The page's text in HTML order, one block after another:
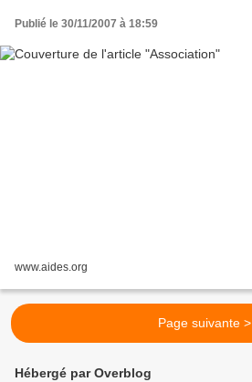
Publié le 30/11/2007 à 18:59
www.aides.org
Page suivante >
Hébergé par Overblog